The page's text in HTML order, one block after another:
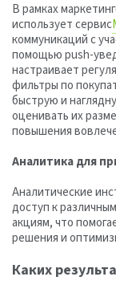
В рамках
использует сервис
коммуникаций с
помощью push-
настраивает
фильтры по
быструю и
оценивать их
повышения
Аналитика для
Аналитические
доступ к
акциям, что
решения и
Каких